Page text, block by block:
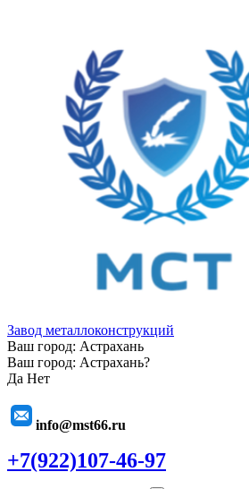
Завод металлоконструкций
Ваш город: Астрахань
Ваш город: Астрахань?
Да Нет
info@mst66.ru
+7(922)107-46-97